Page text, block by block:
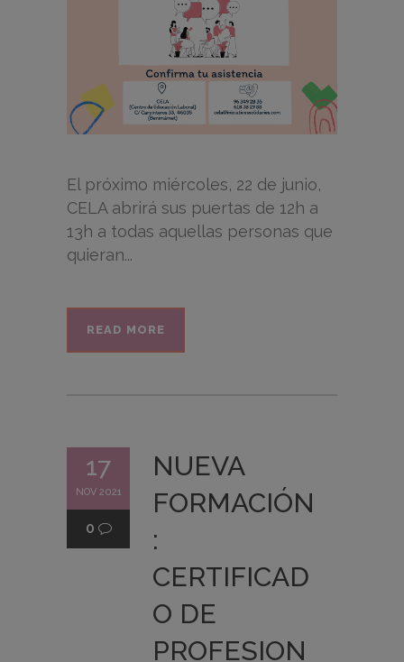
El próximo miércoles, 22 de junio,
CELA abrirá sus puertas de 12h a
13h a todas aquellas personas que
quieran...
READ MORE
17
NOV 2021
0
NUEVA
FORMACIÓN
:
CERTIFICAD
O DE
PROFESION